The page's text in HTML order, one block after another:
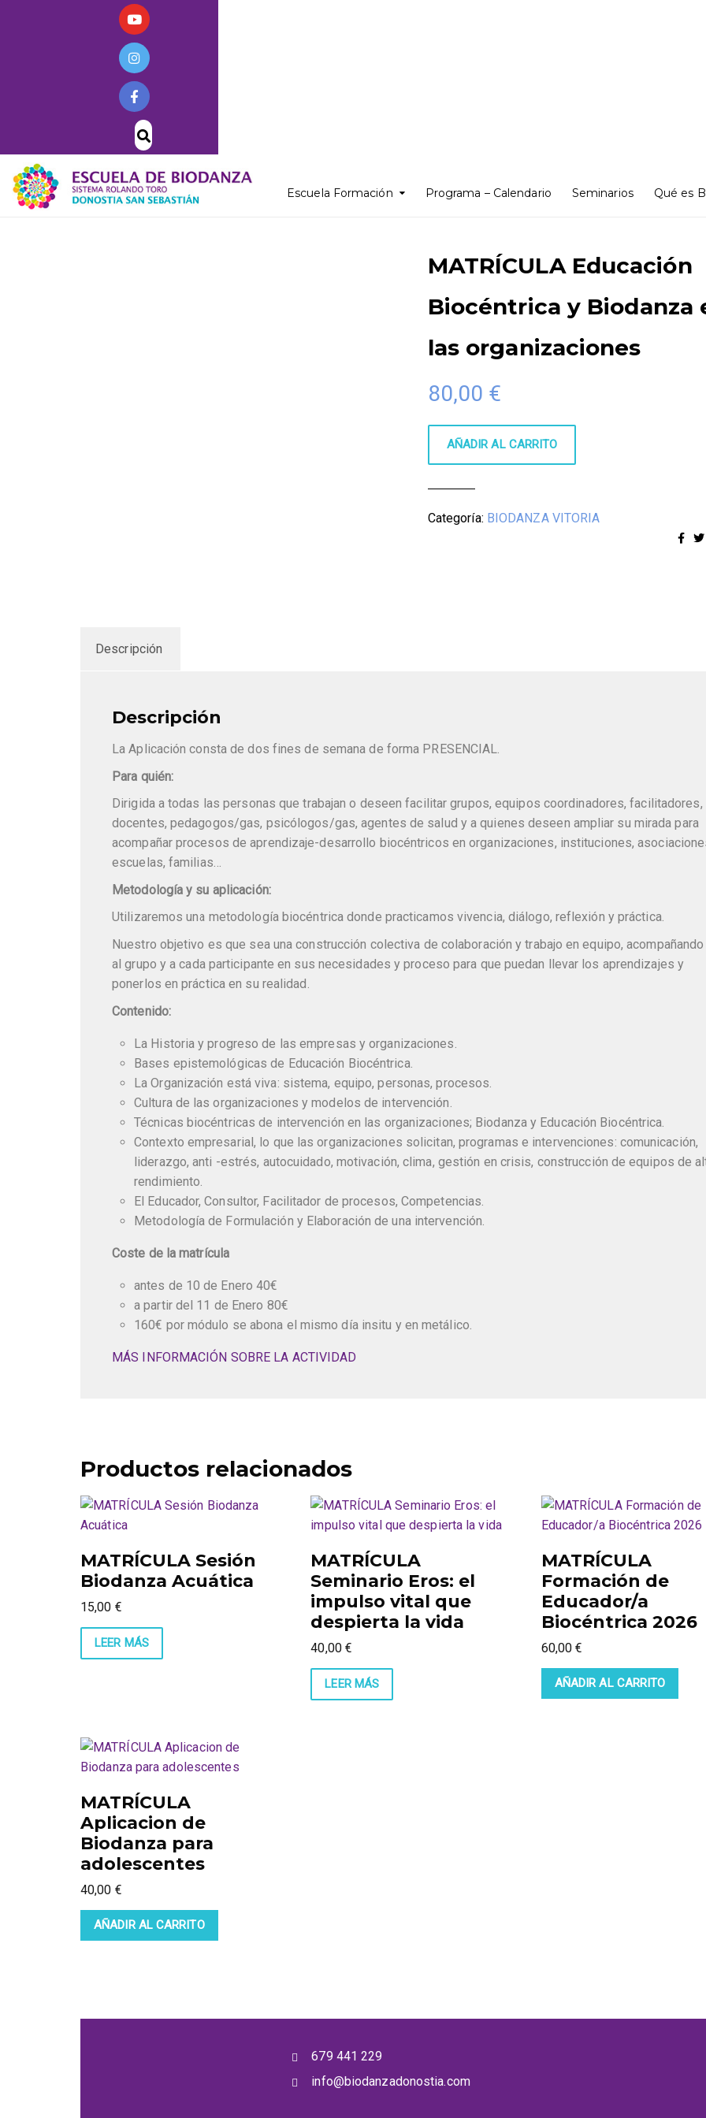
Escuela Formación Programa – Calendario Seminarios Qué es
MATRÍCULA Educación
Biocéntrica y Biodanza
las organizaciones
80,00 €
MATRÍCULA
Educación
y
Biodanza
AÑADIR AL CARRITO
Categoría: BIODANZA VITORIA
Descripción
Descripción
La Aplicación consta de dos fines de semana de forma PRESENCIAL.
Para quién:
Dirigida a todas las personas que trabajan o deseen facilitar grupos, equipos coordinadores, facilitadores,
docentes, pedagogos/gas, psicólogos/gas, agentes de salud y a quienes deseen ampliar su mirada para
acompañar procesos de aprendizaje-desarrollo biocéntricos en organizaciones, instituciones,
escuelas, familias…
Metodología y su aplicación:
Utilizaremos una metodología biocéntrica donde practicamos vivencia, diálogo, reflexión y práctica.
Nuestro objetivo es que sea una construcción colectiva de colaboración y trabajo en equipo, acompañando
al grupo y a cada participante en sus necesidades y proceso para que puedan llevar los aprendizajes y
ponerlos en práctica en su realidad.
Contenido:
La Historia y progreso de las empresas y organizaciones.
Bases epistemológicas de Educación Biocéntrica.
La Organización está viva: sistema, equipo, personas, procesos.
Cultura de las organizaciones y modelos de intervención.
Técnicas biocéntricas de intervención en las organizaciones; Biodanza y Educación Biocéntrica.
Contexto empresarial, lo que las organizaciones solicitan, programas e intervenciones: comunicación,
liderazgo, anti -estrés, autocuidado, motivación, clima, gestión en crisis, construcción de equipos de
rendimiento.
El Educador, Consultor, Facilitador de procesos, Competencias.
Metodología de Formulación y Elaboración de una intervención.
Coste de la matrícula
antes de 10 de Enero 40€
a partir del 11 de Enero 80€
160€ por módulo se abona el mismo día insitu y en metálico.
MÁS INFORMACIÓN SOBRE LA ACTIVIDAD
Productos relacionados
MATRÍCULA Sesión
Biodanza Acuática
15,00 €
LEER MÁS
MATRÍCULA
Seminario Eros: el
impulso vital que
despierta la vida
40,00 €
LEER MÁS
MATRÍCULA
Formación de
Educador/a
Biocéntrica 2026
60,00€
AÑADIR AL CARRITO
MATRÍCULA
Aplicacion de
Biodanza para
adolescentes
40,00 €
AÑADIR AL CARRITO
679 441 229
info@biodanzadonostia.com